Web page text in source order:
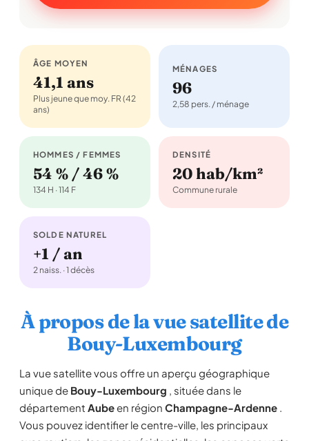
ÂGE MOYEN
41,1 ans
Plus jeune que moy. FR (42
ans)
MÉNAGES
96
2,58 pers. / ménage
HOMMES / FEMMES
54 % / 46 %
134 H · 114 F
DENSITÉ
20 hab/km²
Commune rurale
SOLDE NATUREL
+1 / an
2 naiss. · 1 décès
À propos de la vue satellite de
Bouy-Luxembourg
La vue satellite vous offre un aperçu géographique
unique de Bouy-Luxembourg , située dans le
département Aubeen région Champagne-Ardenne .
Vous pouvez identifier le centre-ville, les principaux